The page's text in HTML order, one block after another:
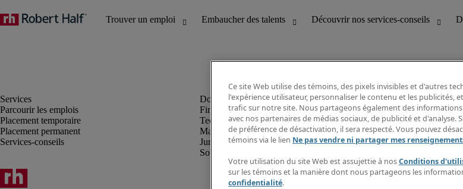
Parcourir les emplois
Placement temporaire
Placement permanent
Services-conseils
Finance et comptabilité
Technologie
Marketing et création
Juridique
Soutien administratif et à la clientèle
Découvrir les
Répertoire
Guide salarial
Rapports de
Contactez-nous
Ce site Web utilise des témoins, des pixels invisibles et d'autres
l'expérience utilisateur, personnaliser le contenu et les publicités,
trafic sur notre site. Nous partageons également des
avec nos partenaires de médias sociaux, de publicité et d'analyse.
de préférence de désactivation, il sera respecté. Vous pouvez
témoins via le lien Ne pas vendre ni partager mes
Votre utilisation du site Web est assujettie à nosConditions
sur les témoins et la manière dont nous partageons les
confidentialité.